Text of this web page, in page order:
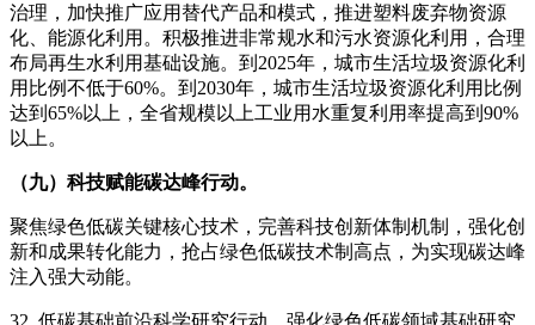
治理，加快推广应用替代产品和模式，推进塑料废弃物资源
化、能源化利用。积极推进非常规水和污水资源化利用，合理
布局再生水利用基础设施。到2025年，城市生活垃圾资源化利
用比例不低于60%。到2030年，城市生活垃圾资源化利用比例
达到65%以上，全省规模以上工业用水重复利用率提高到90%
以上。
（九）科技赋能碳达峰行动。
聚焦绿色低碳关键核心技术，完善科技创新体制机制，强化创
新和成果转化能力，抢占绿色低碳技术制高点，为实现碳达峰
注入强大动能。
32. 低碳基础前沿科学研究行动。强化绿色低碳领域基础研究